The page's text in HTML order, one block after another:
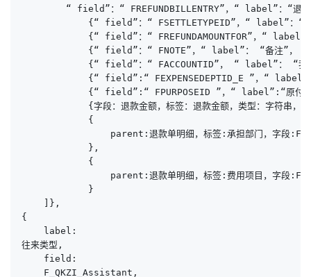
“ field”：“ FREFUNDBILLENTRY”，“ label”：“退
{“ field”：“ FSETTLETYPEID”，“ label”：“
{“ field”：“ FREFUNDAMOUNTFOR”，“ label”
{“ field”：“ FNOTE”，“ label”： “备注”，
{“ field”：“ FACCOUNTID”， “ label”： “
{“ field”:“ FEXPENSEDEPTID_E ”，“
{“ field”:“ FPURPOSEID ”，“ label”:“原付
{字段：退款金额，标签：退款金额，类型：字符串
            {
parent:退款单明细，标签:承担部门，字段
            },
            {
parent:退款单明细，标签:费用项目，字
            }
    ]},
{
    label:
往来类型,
    field:
    F_QKZI_Assistant,